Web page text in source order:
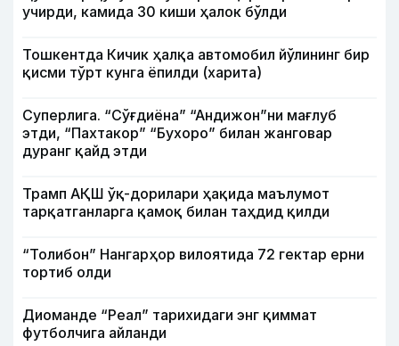
учирди, камида 30 киши ҳалок бўлди
Тошкентда Кичик ҳалқа автомобил йўлининг бир
қисми тўрт кунга ёпилди (харита)
Суперлига. “Сўғдиёна” “Андижон”ни мағлуб
этди, “Пахтакор” “Бухоро” билан жанговар
дуранг қайд этди
Трамп АҚШ ўқ-дорилари ҳақида маълумот
тарқатганларга қамоқ билан таҳдид қилди
“Толибон” Нангарҳор вилоятида 72 гектар ерни
тортиб олди
Диоманде “Реал” тарихидаги энг қиммат
футболчига айланди